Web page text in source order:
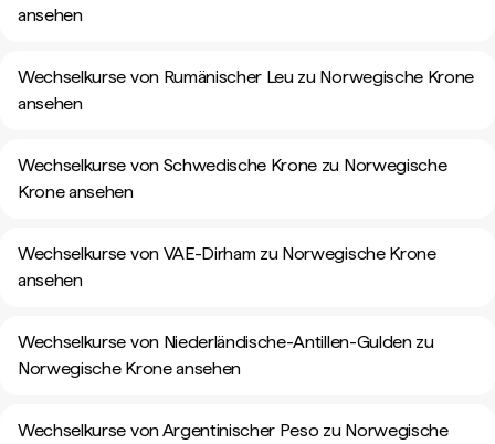
ansehen
Wechselkurse von Rumänischer Leu zu Norwegische Krone
ansehen
Wechselkurse von Schwedische Krone zu Norwegische
Krone ansehen
Wechselkurse von VAE-Dirham zu Norwegische Krone
ansehen
Wechselkurse von Niederländische-Antillen-Gulden zu
Norwegische Krone ansehen
Wechselkurse von Argentinischer Peso zu Norwegische